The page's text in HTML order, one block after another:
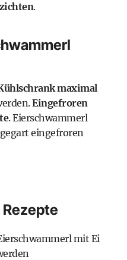
.
maximal
Eingefroren
. Eierschwammerl
eingefroren
mit Ei